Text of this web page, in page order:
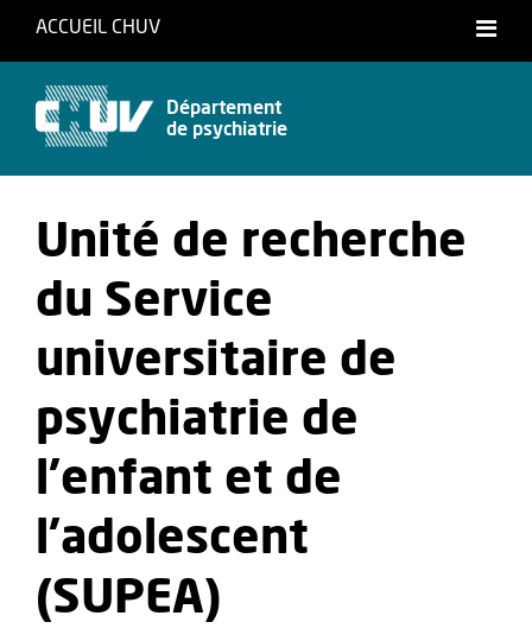
ACCUEIL CHUV
Français
Département
de psychiatrie
Unité de recherche
du Service
universitaire de
psychiatrie de
l'enfant et de
l'adolescent
(SUPEA)